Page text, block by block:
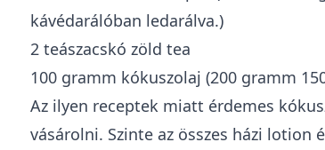
kávédarálóban ledarálva.)
2 teászacskó zöld tea
100 gramm kókuszolaj (200 gramm
Az ilyen receptek miatt érdemes
vásárolni. Szinte az összes házi lotion